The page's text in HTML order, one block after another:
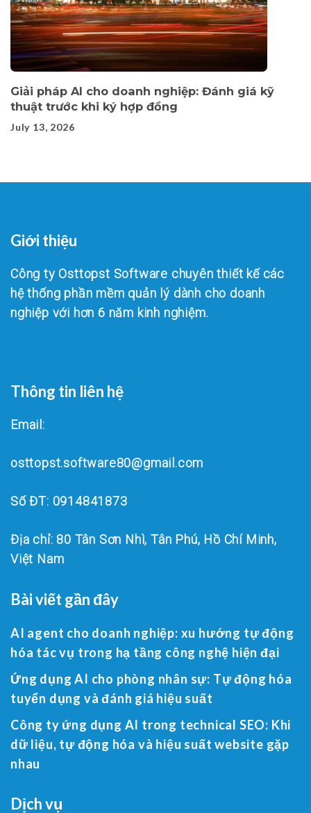
Giải pháp AI cho doanh nghiệp: Đánh giá kỹ
thuật trước khi ký hợp đồng
July 13, 2026
Giới thiệu
Công ty Osttopst Software chuyên thiết kế các
hệ thống phần mềm quản lý dành cho doanh
nghiệp với hơn 6 năm kinh nghiệm.
Thông tin liên hệ
Email:
osttopst.software80@gmail.com
Số ĐT: 0914841873
Địa chỉ: 80 Tân Sơn Nhì, Tân Phú, Hồ Chí Minh,
Việt Nam
Bài viết gần đây
AI agent cho doanh nghiệp: xu hướng tự động
hóa tác vụ trong hạ tầng công nghệ hiện đại
Ứng dụng AI cho phòng nhân sự: Tự động hóa
tuyển dụng và đánh giá hiệu suất
Công ty ứng dụng AI trong technical SEO: Khi
dữ liệu, tự động hóa và hiệu suất website gặp
nhau
Dịch vụ